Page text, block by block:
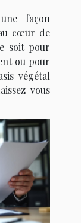
façon
cœur de
soit pour
ou pour
végétal
vous